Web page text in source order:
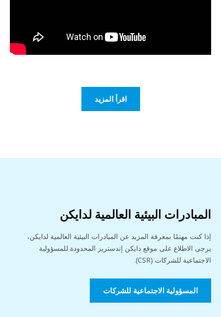
اقرأ المزيد
المبادرات البيئية العالمية لدايكن
إذا كنت مهتمًا بمعرفة المزيد عن المبادرات البيئية العالمية لدايكن،
يرجى الاطلاع على موقع دايكن إندستريز المحدودة للمسؤولية
الاجتماعية للشركات (CSR).
المسؤولية الاجتماعية للشركات